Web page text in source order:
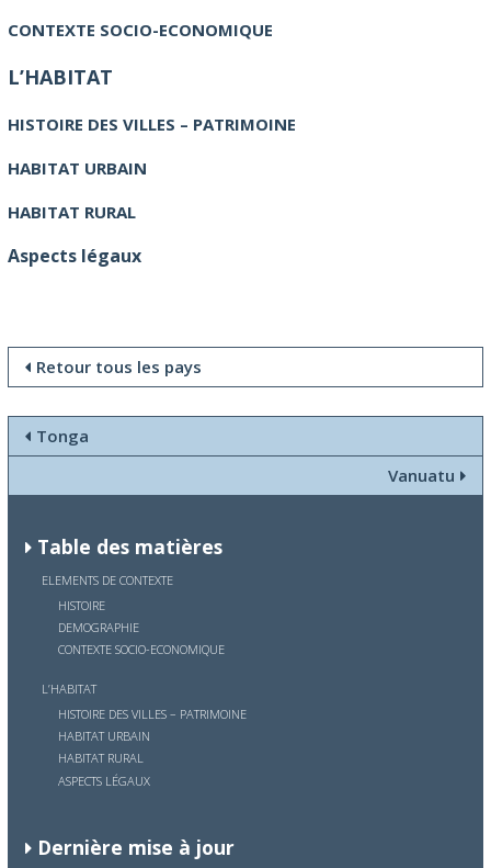
CONTEXTE SOCIO-ECONOMIQUE
L’HABITAT
HISTOIRE DES VILLES – PATRIMOINE
HABITAT URBAIN
HABITAT RURAL
Aspects légaux
Retour tous les pays
Tonga
Vanuatu
Table des matières
ELEMENTS DE CONTEXTE
HISTOIRE
DEMOGRAPHIE
CONTEXTE SOCIO-ECONOMIQUE
L’HABITAT
HISTOIRE DES VILLES – PATRIMOINE
HABITAT URBAIN
HABITAT RURAL
ASPECTS LÉGAUX
Dernière mise à jour